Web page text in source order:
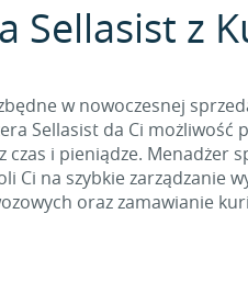
Sellasist z
w nowoczesnej
Sellasist da Ci możliwość
czas i pieniądze. Menadżer
Ci na szybkie zarządzanie
oraz zamawianie